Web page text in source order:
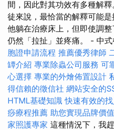
間，因此對其功效有多種解釋
徒來說，最恰當的解釋可能是
他躺在治療床上，但即使調
仍然「拉扯」並疼痛。 - 中
胞證申請流程 推薦優秀律師
罈介紹 專業除蟲公司服務 可
心選擇 專業的外燴佈置設計
得信賴的徵信社 網站安全的
HTML基礎知識 快速有效的
痧療程推薦 助您實現品牌價
家照護專家 這種情況下，我